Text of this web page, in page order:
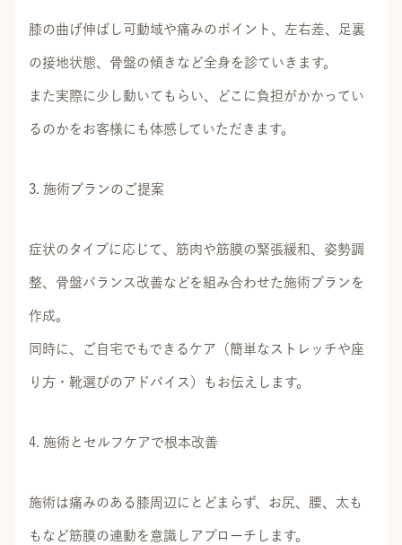
膝の曲げ伸ばし可動域や痛みのポイント、左右差、足裏
の接地状態、骨盤の傾きなど全身を診ていきます。
また実際に少し動いてもらい、どこに負担がかかってい
るのかをお客様にも体感していただきます。
3. 施術プランのご提案
症状のタイプに応じて、筋肉や筋膜の緊張緩和、姿勢調
整、骨盤バランス改善などを組み合わせた施術プランを
作成。
同時に、ご自宅でもできるケア（簡単なストレッチや座
り方・靴選びのアドバイス）もお伝えします。
4. 施術とセルフケアで根本改善
施術は痛みのある膝周辺にとどまらず、お尻、腰、太も
もなど筋膜の連動を意識しアプローチします。